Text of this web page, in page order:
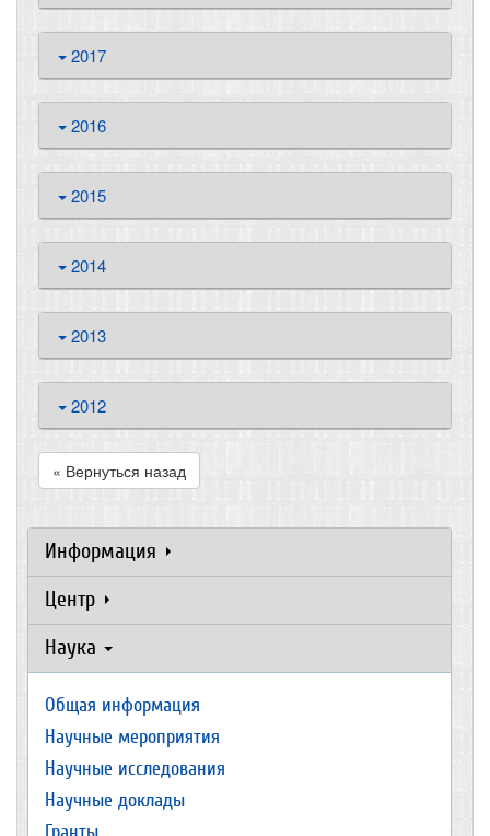
2017
2016
2015
2014
2013
2012
« Вернуться назад
Информация
Центр
Наука
Общая информация
Научные мероприятия
Научные исследования
Научные доклады